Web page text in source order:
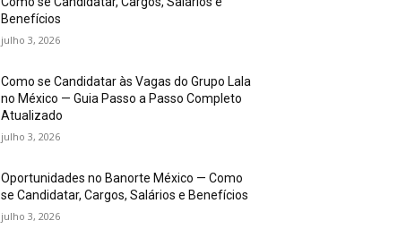
Benefícios
julho 3, 2026
Como se Candidatar às Vagas do Grupo Lala
no México — Guia Passo a Passo Completo
Atualizado
julho 3, 2026
Oportunidades no Banorte México — Como
se Candidatar, Cargos, Salários e Benefícios
julho 3, 2026